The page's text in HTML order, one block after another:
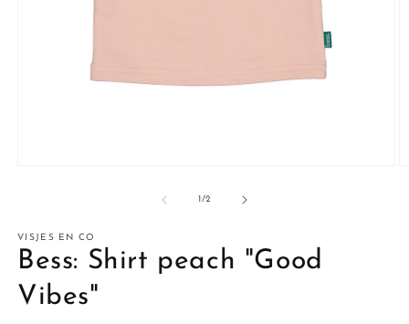
1/van
2
VISJES EN CO
Bess: Shirt peach "Good
Vibes"